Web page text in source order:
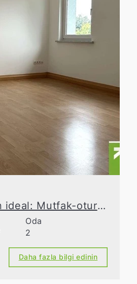
Bekarlar için ideal: Mutfak-oturma odası ve bahçesi olan şirin daire
Oda
2
Daha fazla bilgi edinin